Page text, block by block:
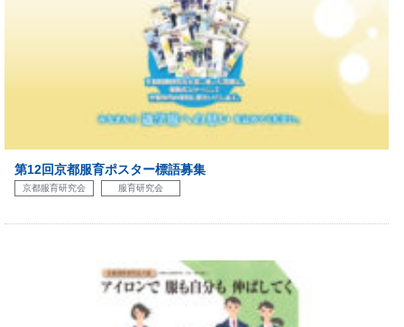
第12回京都服育ポスター標語募集
京都服育研究会 服育研究会